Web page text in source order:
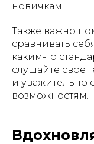
новичкам.
Также важно
сравнивать
каким-то
слушайте свое
и уважительно
возможностям.